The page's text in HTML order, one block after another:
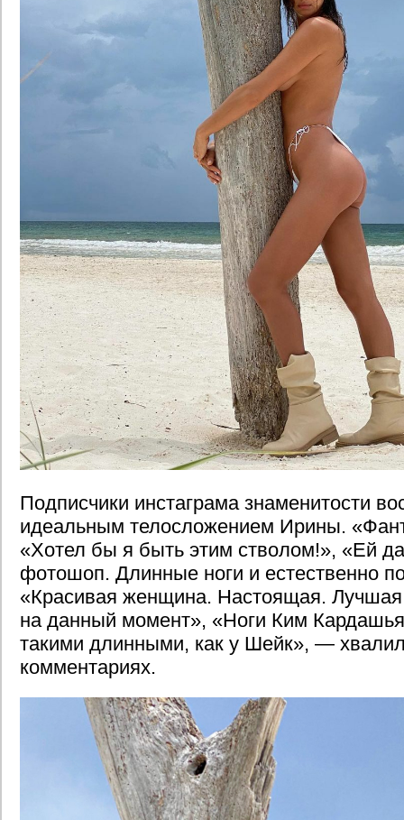
Подписчики инстаграма знаменитости
идеальным телосложением Ирины.
«Хотел бы я быть этим стволом!», «Ей
фотошоп. Длинные ноги и естественно
«Красивая женщина. Настоящая.
на данный момент», «Ноги Ким
такими длинными, как у Шейк», —
комментариях.